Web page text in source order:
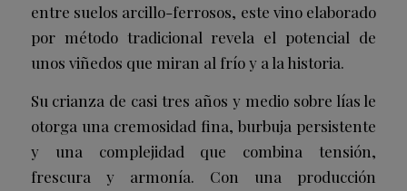
entre suelos arcillo-ferrosos, este vino elaborado
por método tradicional revela el potencial de
unos viñedos que miran al frío y a la historia.
Su crianza de casi tres años y medio sobre lías le
otorga una cremosidad fina, burbuja persistente
y una complejidad que combina tensión,
frescura y armonía. Con una producción